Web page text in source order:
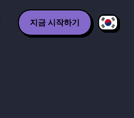
지금 시작하기